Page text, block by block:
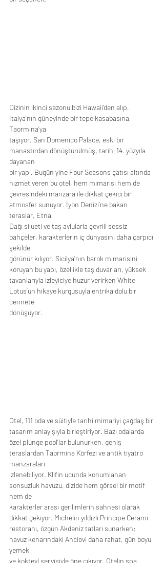
Dizinin ikinci sezonu bizi Hawaii’den alıp,
İtalya’nın güneyinde bir tepe kasabasına,
Taormina’ya
taşıyor. San Domenico Palace, eski bir
manastırdan dönüştürülmüş, tarihi 14. yüzyıla
dayanan
bir yapı. Bugün yine Four Seasons çatısı altında
hizmet veren bu otel, hem mimarisi hem de
çevresindeki manzara ile dikkat çekici bir
atmosfer sunuyor. İyon Denizi’ne bakan
teraslar, Etna
Dağı silueti ve taş avlularla çevrili sessiz
bahçeler, karakterlerin iç dünyasını daha çarpıcı
şekilde
görünür kılıyor. Sicilya’nın barok mimarisini
koruyan bu yapı, özellikle taş duvarları, yüksek
tavanlarıyla izleyiciye huzur verirken White
Lotus’un hikaye kurgusuyla entrika dolu bir
cennete
dönüşüyor.
Otel, 111 oda ve süitiyle tarihî mimariyi çağdaş bir
tasarım anlayışıyla birleştiriyor. Bazı odalarda
özel plunge pool’lar bulunurken, geniş
teraslardan Taormina Körfezi ve antik tiyatro
manzaraları
izlenebiliyor. Klifin ucunda konumlanan
sonsuzluk havuzu, dizide hem görsel bir motif
hem de
karakterler arası gerilimlerin sahnesi olarak
dikkat çekiyor. Michelin yıldızlı Principe Cerami
restoranı, özgün Akdeniz tatları sunarken;
havuz kenarındaki Anciovi daha rahat, gün boyu
yemek
ve kokteyl servisiyle öne çıkıyor. Otelin spa